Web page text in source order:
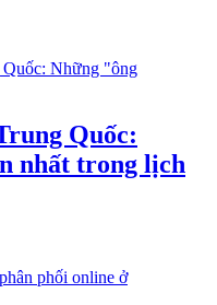
Quốc:
nhất trong lịch